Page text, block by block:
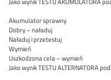
Akumulator sprawny
Dobry – naładuj
Naładuj i przetestuj
Wymień
Uszkodzona cela – wymień
Jako wynik TESTU ALTERNATORA